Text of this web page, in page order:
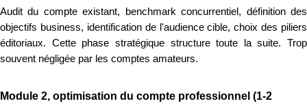
Audit du compte existant, benchmark concurrentiel, définition des
objectifs business, identification de l'audience cible, choix des piliers
éditoriaux. Cette phase stratégique structure toute la suite. Trop
souvent négligée par les comptes amateurs.
Module 2, optimisation du compte professionnel (1-2